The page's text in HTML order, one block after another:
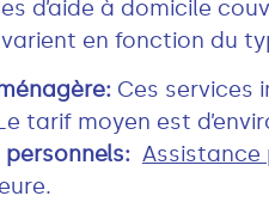
d’aide à domicile
en fonction du
Ces services
tarif moyen est
personnels: Assistance